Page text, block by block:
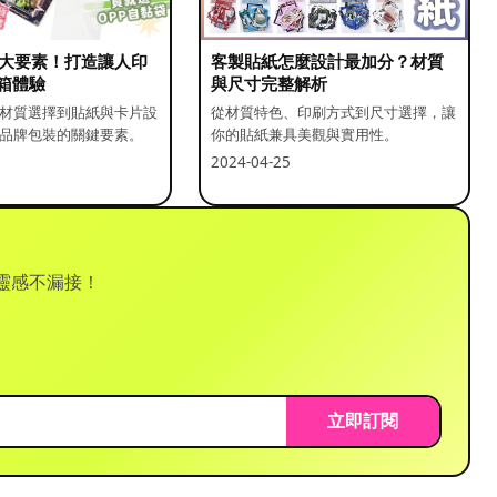
要素！打造讓人印
體驗
質選擇到貼紙與卡片設
牌包裝的關鍵要素。
客製貼紙怎麼設計最加分？材質
與尺寸完整解析
從材質特色、印刷方式到尺寸選擇，讓
你的貼紙兼具美觀與實用性。
2024-04-25
不漏接！
立即訂閱